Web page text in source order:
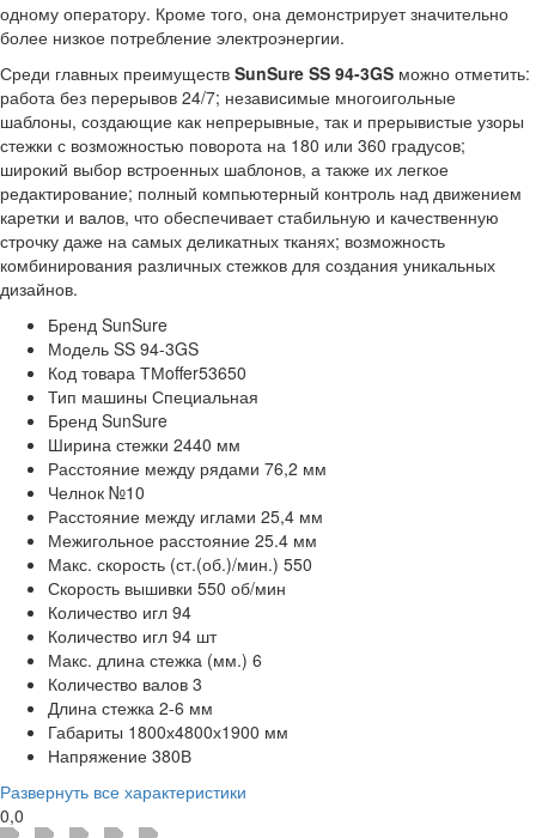
одному оператору. Кроме того, она демонстрирует значительно
более низкое потребление электроэнергии.
Среди главных преимуществ SunSure SS 94-3GS можно отметить:
работа без перерывов 24/7; независимые многоигольные
шаблоны, создающие как непрерывные, так и прерывистые узоры
стежки с возможностью поворота на 180 или 360 градусов;
широкий выбор встроенных шаблонов, а также их легкое
редактирование; полный компьютерный контроль над движением
каретки и валов, что обеспечивает стабильную и качественную
строчку даже на самых деликатных тканях; возможность
комбинирования различных стежков для создания уникальных
дизайнов.
Бренд SunSure
Модель SS 94-3GS
Код товара ТМoffer53650
Тип машины Специальная
Бренд SunSure
Ширина стежки 2440 мм
Расстояние между рядами 76,2 мм
Челнок №10
Расстояние между иглами 25,4 мм
Межигольное расстояние 25.4 мм
Макс. скорость (ст.(об.)/мин.) 550
Скорость вышивки 550 об/мин
Количество игл 94
Количество игл 94 шт
Макс. длина стежка (мм.) 6
Количество валов 3
Длина стежка 2-6 мм
Габариты 1800х4800х1900 мм
Напряжение 380В
Развернуть все характеристики
0,0